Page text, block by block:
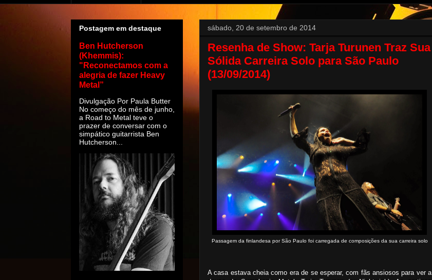
sábado, 20 de setembro de 2014
Resenha de Show: Tarja Turunen Traz Sua
Sólida Carreira Solo para São Paulo
(13/09/2014)
Passagem da finlandesa por São Paulo foi carregada de composições da sua carreira solo
A casa estava cheia como era de se esperar, com fãs ansiosos para ver a
Postagem em destaque
Ben Hutcherson
(Khemmis):
"Reconectamos com a
alegria de fazer Heavy
Metal”
Divulgação Por Paula Butter
No começo do mês de junho,
a Road to Metal teve o
prazer de conversar com o
simpático guitarrista Ben
Hutcherson...